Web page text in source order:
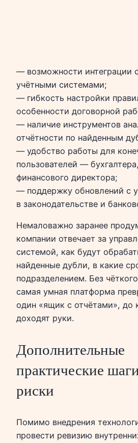
— возможности интеграции
учётными системами;
— гибкость настройки
особенности договорной
— наличие инструментов
отчётности по найденным
— удобство работы для
пользователей —
финансового директора;
— поддержку обновлений с
в законодательстве и
Немаловажно заранее
компании отвечает за
системой, как будут
найденные дубли, в какие
подразделением. Без
самая умная платформа
один «ящик с отчётами», до
доходят руки.
Дополнительные
практические
риски
Помимо внедрения
провести ревизию